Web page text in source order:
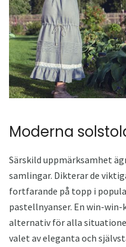
Moderna
Särskild uppmärksamhet
samlingar. Dikterar de
fortfarande på topp i
pastellnyanser. En win-
alternativ för alla
valet av eleganta och